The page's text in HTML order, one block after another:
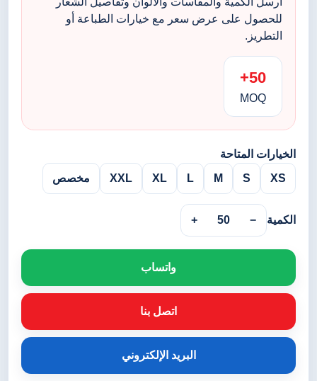
للحصول على عرض سعر مع خيارات الطباعة أو
التطريز.
50+
MOQ
الخيارات المتاحة
XS
S
M
L
XL
XXL مخصص
الكمية −
50
+
واتساب
اتصل بنا
البريد الإلكتروني